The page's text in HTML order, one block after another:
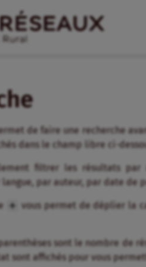
de faire une recherche
dans le champ libre ci-
filtrer les résultats
par auteur, par date de
vous permet de déplier la
sont le nombre de
sont affichés pour vous